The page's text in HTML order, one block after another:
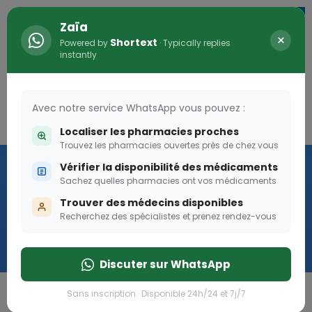
Vaccination
Zaïa
Powered by Shortext · Typically replies
instantly
×
Avec notre service WhatsApp vous pouvez :
Localiser les pharmacies proches
Trouvez les pharmacies ouvertes près de chez vous
Vérifier la disponibilité des médicaments
Sachez quelles pharmacies ont vos médicaments
Trouver des médecins disponibles
Recherchez des spécialistes et prenez rendez-vous
Discuter sur WhatsApp
Sans inscription · Disponible 24h/24 et 7j/7